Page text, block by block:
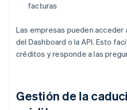
facturas
Las empresas pueden
del Dashboard o la API. Esto
créditos y responde a las
Gestión de la